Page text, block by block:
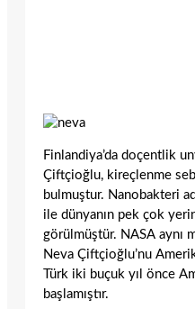
Finlandiya’da doçentlik
Çiftçioğlu, kireçlenme
bulmuştur. Nanobakteri
ile dünyanın pek çok
görülmüştür. NASA aynı
Neva Çiftçioğlu’nu
Türk iki buçuk yıl önce
başlamıştır.